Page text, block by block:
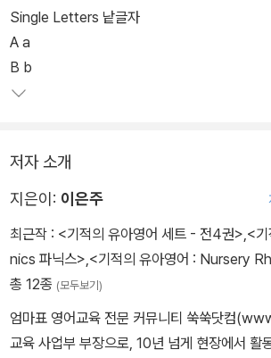
좋아하는 재미있는 활동을 하면서 파닉스 규칙
신나는 챈트를 들으며 아이들이 단어와 음가를
맞춰 음가를 따라 말하다 보면 파닉스 학습의
Single Letters 낱글자
A a
B b
저자 소개
지은이: 이은주
최근작 : <기적의 유아영어 세트 - 전4권>,<
nics 파닉스>,<기적의 유아영어 : Nursery
총 12종 (모두보기)
엄마표 영어교육 전문 커뮤니티 쑥쑥닷컴
교육 사업부 부장으로, 10년 넘게 현장에서 활